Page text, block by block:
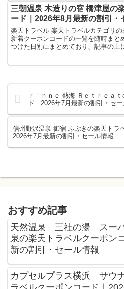
三朝温泉 木造りの宿 橋津屋の
ード｜2026年8月最新の割引・
楽天トラベル 楽天トラベルカテゴリ
新着クーポンコードの一覧を随時まと
つけた日別にまとめており、記事の上
ンになります。ホテル・旅館宿泊の
ｒｉｎｎｅ 熱海 Ｒｅｔｒｅａ
ド｜2026年7月最新の割引・セー
信州野沢温泉 御宿 ふぶきの楽天トラ
2026年7月最新の割引・セール情報
おすすめ記事
天然温泉 三社の湯 スーパ
泉の楽天トラベルクーポン
新の割引・セール情報
カプセルプラス横浜 サウ
ラベルクーポンコード｜